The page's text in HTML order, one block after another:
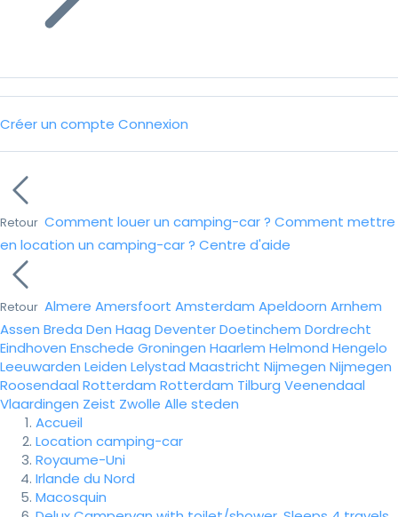
Créer un compte Connexion
Retour Comment louer un camping-car ? Comment mettre
en location un camping-car ? Centre d'aide
Retour Almere Amersfoort Amsterdam Apeldoorn Arnhem
Assen Breda Den Haag DeventerDoetinchem Dordrecht
Eindhoven Enschede Groningen Haarlem Helmond Hengelo
Leeuwarden Leiden Lelystad Maastricht Nijmegen Nijmegen
Roosendaal Rotterdam Rotterdam Tilburg Veenendaal
Vlaardingen Zeist Zwolle Alle steden
Accueil
Location camping-car
Royaume-Uni
Irlande du Nord
Macosquin